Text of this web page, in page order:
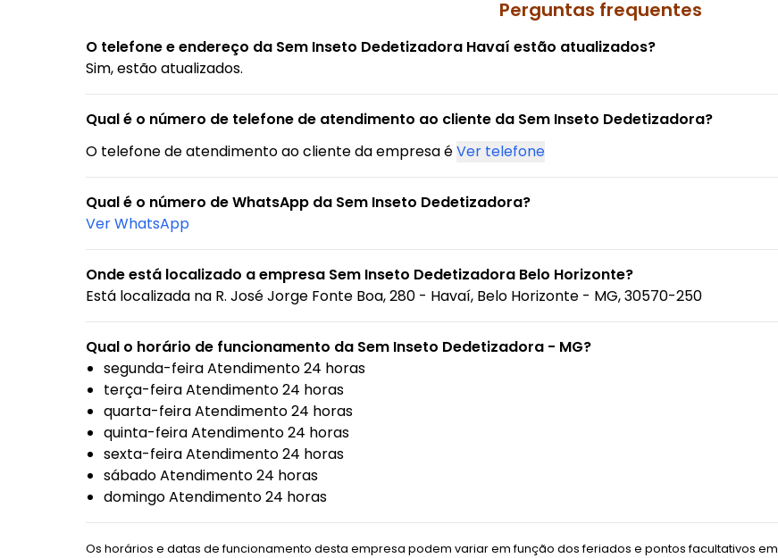
Perguntas frequentes
O telefone e endereço da Sem Inseto Dedetizadora Havaí estão atualizados?
Sim, estão atualizados.
Qual é o número de telefone de atendimento ao cliente da Sem Inseto Dedetizadora?
O telefone de atendimento ao cliente da empresa éVer telefone
Qual é o número de WhatsApp da Sem Inseto Dedetizadora?
Ver WhatsApp
Onde está localizado a empresa Sem Inseto Dedetizadora Belo Horizonte?
Está localizada na R. José Jorge Fonte Boa, 280 - Havaí, Belo Horizonte - MG, 30570-250
Qual o horário de funcionamento da Sem Inseto Dedetizadora - MG?
segunda-feira Atendimento 24 horas
terça-feira Atendimento 24 horas
quarta-feira Atendimento 24 horas
quinta-feira Atendimento 24 horas
sexta-feira Atendimento 24 horas
sábado Atendimento 24 horas
domingo Atendimento 24 horas
Os horários e datas de funcionamento desta empresa podem variar em função dos feriados e pontos facultativos em